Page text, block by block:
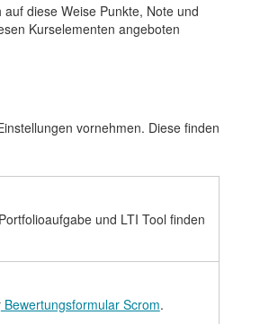
diese Weise Punkte, Note und
Kurselementen angeboten
vornehmen. Diese finden
und LTI Tool finden
Bewertungsformular Scrom.